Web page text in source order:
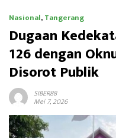
Nasional,Tangerang
Dugaan
126 dengan
Disorot Publik
SIBER88
Mei 7, 2026